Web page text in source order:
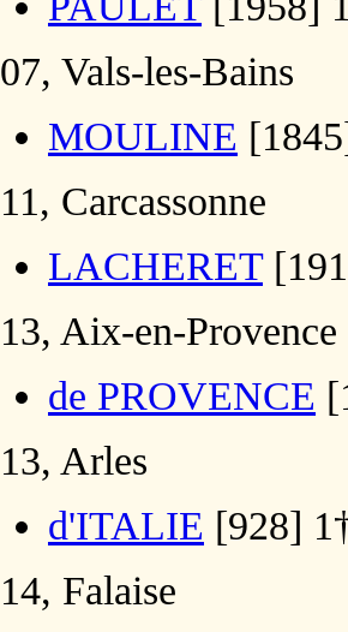
07, Vals-les-Bains
MOULINE
11, Carcassonne
LACHERET
13, Aix-en-Provence
de PROVENCE
13, Arles
d'ITALIE [928]
14, Falaise